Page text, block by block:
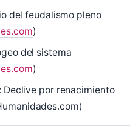
del feudalismo pleno
)
del sistema
)
Declive por renacimiento